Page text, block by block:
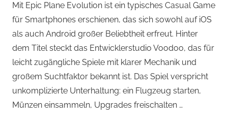
Arcade-
Spiele ,
Arcade-
Spiele,
Arcade-
Spiele
Mit Epic Plane Evolution ist ein typisches Casual Game
für Smartphones erschienen, das sich sowohl auf iOS
als auch Android großer Beliebtheit erfreut. Hinter
dem Titel steckt das Entwicklerstudio Voodoo, das für
leicht zugängliche Spiele mit klarer Mechanik und
großem Suchtfaktor bekannt ist. Das Spiel verspricht
unkomplizierte Unterhaltung: ein Flugzeug starten,
Münzen einsammeln, Upgrades freischalten …